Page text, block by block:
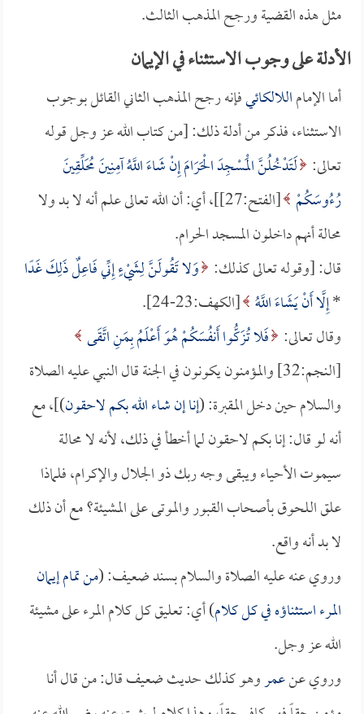
مثل هذه القضية ورجح المذهب الثالث.
الأدلة على وجوب الاستثناء في الإيمان
أما الإماماللالكائيفإنه رجح المذهب الثاني القائل بوجوب
الاستثناء، فذكر من أدلة ذلك: [من كتاب الله عز وجل قوله
تعالى: لَتَدْخُلُنَّ الْمَسْجِدَ الْحَرَامَ إِنْ شَاءَ اللَّهُ آمِنِينَ مُحَلِّقِينَ
رُءُوسَكُمْ
[الفتح:27]]، أي: أن الله تعالى علم أنه لا بد ولا
محالة أنهم داخلون المسجد الحرام.
قال: [وقوله تعالى كذلك: وَلا تَقُولَنَّ لِشَيْءٍ إِنِّي فَاعِلٌ ذَلِكَ غَدًا
*إِلَّا أَنْ يَشَاءَ اللَّهُ [الكهف:23-24].
وقال تعالى: فَلا تُزَكُّوا أَنفُسَكُمْ هُوَ أَعْلَمُ بِمَنِ اتَّقَى
[النجم:32] والمؤمنون يكونون في الجنة قال النبي عليه الصلاة
والسلام حين دخل المقبرة: (إنا إن شاء الله بكم لاحقون)]، مع
أنه لو قال: إنا بكم لاحقون لما أخطأ في ذلك، لأنه لا محالة
سيموت الأحياء ويبقى وجه ربك ذو الجلال والإكرام، فلماذا
علق اللحوق بأصحاب القبور والموتى على المشيئة؟ مع أن ذلك
لا بد أنه واقع.
وروي عنه عليه الصلاة والسلام بسند ضعيف: (من تمام إيمان
المرء استثناؤه في كل كلام) أي: تعليق كل كلام المرء على مشيئة
الله عز وجل.
وروي عنعمروهو كذلك حديث ضعيف قال: من قال أنا